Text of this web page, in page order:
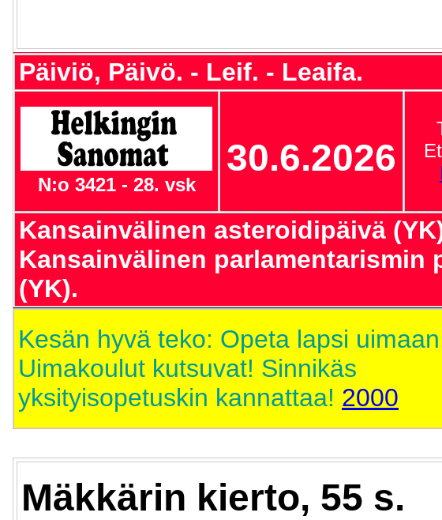
Päiviö, Päivö. - Leif. - Leaifa.
N:o 3421 - 28. vsk
30.6.2026
Kansainvälinen asteroidipäivä
Kansainvälinen parlamentarismin
(YK).
Kesän hyvä teko: Opeta lapsi
Uimakoulut kutsuvat! Sinnikäs
yksityisopetuskin kannattaa! 2000
Mäkkärin kierto, 55 s.